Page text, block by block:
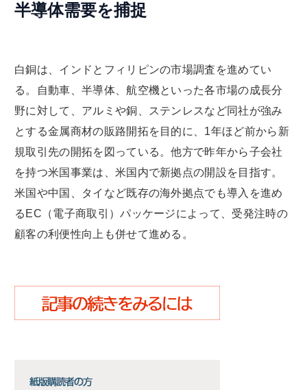
半導体需要を捕捉
白銅は、インドとフィリピンの市場調査を進めてい
る。自動車、半導体、航空機といった各市場の成長分
野に対して、アルミや銅、ステンレスなど同社が強み
とする金属商材の販路開拓を目的に、1年ほど前から新
規取引先の開拓を図っている。他方で昨年から子会社
を持つ米国事業は、米国内で新拠点の開設を目指す。
米国や中国、タイなど既存の海外拠点でも導入を進め
るEC（電子商取引）パッケージによって、受発注時の
顧客の利便性向上も併せて進める。